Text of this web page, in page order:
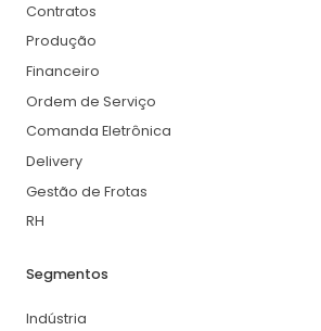
Contratos
Produção
Financeiro
Ordem de Serviço
Comanda Eletrônica
Delivery
Gestão de Frotas
RH
Segmentos
Indústria